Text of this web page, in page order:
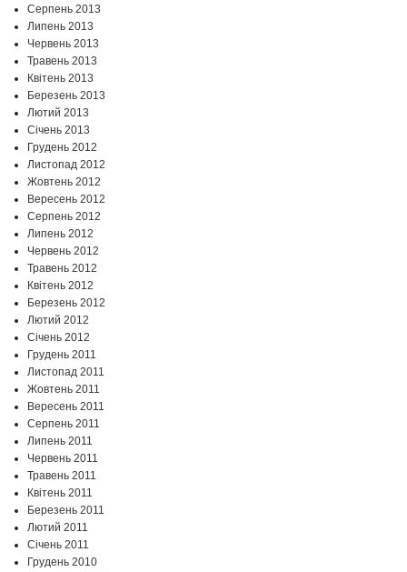
Серпень 2013
Липень 2013
Червень 2013
Травень 2013
Квітень 2013
Березень 2013
Лютий 2013
Січень 2013
Грудень 2012
Листопад 2012
Жовтень 2012
Вересень 2012
Серпень 2012
Липень 2012
Червень 2012
Травень 2012
Квітень 2012
Березень 2012
Лютий 2012
Січень 2012
Грудень 2011
Листопад 2011
Жовтень 2011
Вересень 2011
Серпень 2011
Липень 2011
Червень 2011
Травень 2011
Квітень 2011
Березень 2011
Лютий 2011
Січень 2011
Грудень 2010